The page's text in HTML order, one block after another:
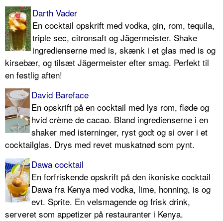
Darth Vader
En cocktail opskrift med vodka, gin, rom, tequila,
triple sec, citronsaft og Jägermeister. Shake
ingredienserne med is, skænk i et glas med is og
kirsebær, og tilsæt Jägermeister efter smag. Perfekt til
en festlig aften!
David Bareface
En opskrift på en cocktail med lys rom, fløde og
hvid crème de cacao. Bland ingredienserne i en
shaker med isterninger, ryst godt og si over i et
cocktailglas. Drys med revet muskatnød som pynt.
Dawa cocktail
En forfriskende opskrift på den ikoniske cocktail
Dawa fra Kenya med vodka, lime, honning, is og
evt. Sprite. En velsmagende og frisk drink,
serveret som appetizer på restauranter i Kenya.